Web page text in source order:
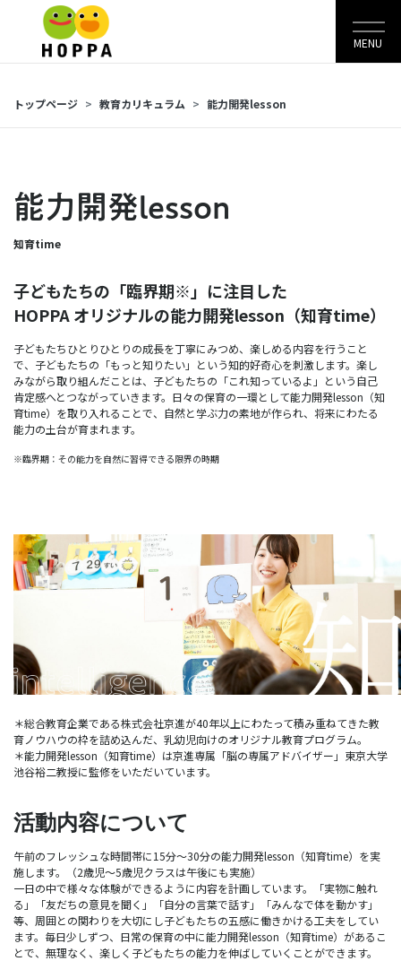
MENU
トップページ 教育カリキュラム 能力開発lesson
能力開発lesson
知育time
子どもたちの「臨界期※」に注目した
HOPPA オリジナルの能力開発lesson（知育time）
子どもたちひとりひとりの成長を丁寧にみつめ、楽しめる内容を行うこと
で、子どもたちの「もっと知りたい」という知的好奇心を刺激します。楽し
みながら取り組んだことは、子どもたちの「これ知っているよ」という自己
肯定感へとつながっていきます。日々の保育の一環として能力開発lesson（知
育time）を取り入れることで、自然と学ぶ力の素地が作られ、将来にわたる
能力の土台が育まれます。
※臨界期：その能力を自然に習得できる限界の時期
＊総合教育企業である株式会社京進が40年以上にわたって積み重ねてきた教
育ノウハウの枠を詰め込んだ、乳幼児向けのオリジナル教育プログラム。
＊能力開発lesson（知育time）は京進専属「脳の専属アドバイザー」東京大学
池谷裕二教授に監修をいただいています。
活動内容について
午前のフレッシュな時間帯に15分～30分の能力開発lesson（知育time）を実
施します。（2歳児～5歳児クラスは午後にも実施）
一日の中で様々な体験ができるように内容を計画しています。「実物に触れ
る」「友だちの意見を聞く」「自分の言葉で話す」「みんなで体を動かす」
等、周囲との関わりを大切にし子どもたちの五感に働きかける工夫をしてい
ます。毎日少しずつ、日常の保育の中に能力開発lesson（知育time）があるこ
とで、無理なく、楽しく子どもたちの能力を伸ばしていくことができます。